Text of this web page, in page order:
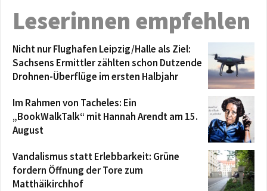
Leserinnen empfehlen
Nicht nur Flughafen Leipzig/Halle als Ziel:
Sachsens Ermittler zählten schon Dutzende
Drohnen-Überflüge im ersten Halbjahr
Im Rahmen von Tacheles: Ein
„BookWalkTalk“ mit Hannah Arendt am 15.
August
Vandalismus statt Erlebbarkeit: Grüne
fordern Öffnung der Tore zum
Matthäikirchhof